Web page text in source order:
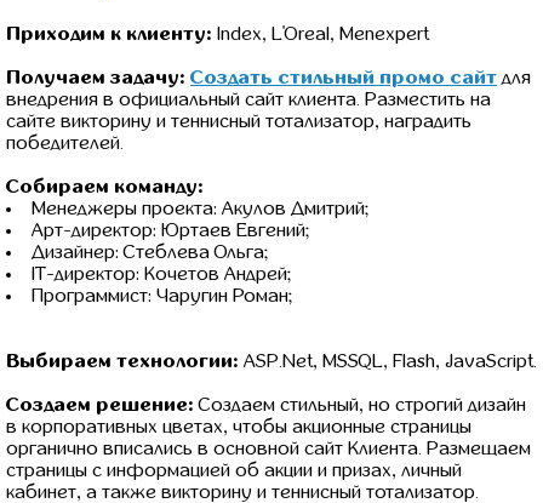
Приходим к клиенту: Index, L'Oreal, Menexpert
Получаем задачу: Создать стильный промо сайт для
внедрения в официальный сайт клиента. Разместить на
сайте викторину и теннисный тотализатор, наградить
победителей.
Собираем команду:
Менеджеры проекта: Акулов Дмитрий;
Арт-директор: Юртаев Евгений;
Дизайнер: Стеблева Ольга;
IT-директор: Кочетов Андрей;
Программист: Чаругин Роман;
Выбираем технологии: ASP.Net, MSSQL, Flash, JavaScript.
Создаем решение: Создаем стильный, но строгий дизайн
в корпоративных цветах, чтобы акционные страницы
органично вписались в основной сайт Клиента. Размещаем
страницы с информацией об акции и призах, личный
кабинет, а также викторину и теннисный тотализатор.